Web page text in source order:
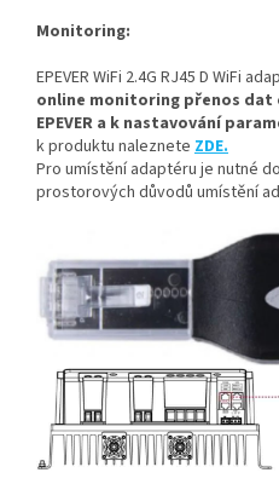
Monitoring:
EPEVER WiFi 2.4G RJ45 D WiFi
online monitoring přenos dat
EPEVER a k nastavování
k produktu naleznete ZDE.
Pro umístění adaptéru je nutné
prostorových důvodů umístění